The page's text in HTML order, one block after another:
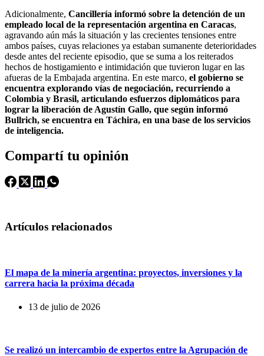
Adicionalmente, Cancillería informó sobre la detención de un
empleado local de la representación argentina en Caracas,
agravando aún más la situación y las crecientes tensiones entre
ambos países, cuyas relaciones ya estaban sumanente deterioridades
desde antes del reciente episodio, que se suma a los reiterados
hechos de hostigamiento e intimidación que tuvieron lugar en las
afueras de la Embajada argentina. En este marco, el gobierno se
encuentra explorando vías de negociación, recurriendo a
Colombia y Brasil, articulando esfuerzos diplomáticos para
lograr la liberación de Agustín Gallo, que según informó
Bullrich, se encuentra en Táchira, en una base de los servicios
de inteligencia.
Compartí tu opinión
Artículos relacionados
El mapa de la minería argentina: proyectos, inversiones y la
carrera hacia la próxima década
13 de julio de 2026
Se realizó un intercambio de expertos entre la Agrupación de